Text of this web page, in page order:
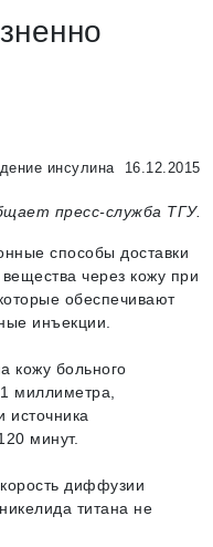
инсулина 16.12.2015
пресс-служба ТГУ.
способы доставки
через кожу при
обеспечивают
инъекции.
кожу больного
миллиметра,
источника
минут.
диффузии
титана не